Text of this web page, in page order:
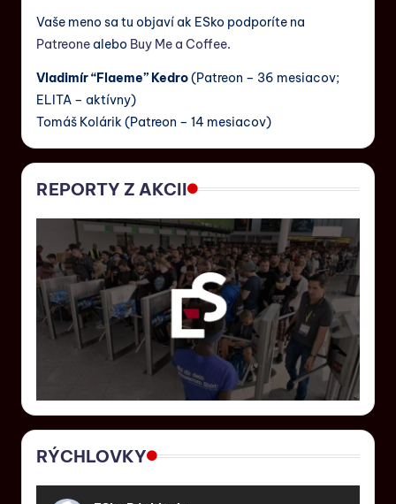
Vaše meno sa tu objaví ak ESko podporíte na
Patreone alebo Buy Me a Coffee.
Vladimír “Flaeme” Kedro(Patreon – 36 mesiacov;
ELITA – aktívny)
Tomáš Kolárik (Patreon – 14 mesiacov)
REPORTY Z AKCII
RÝCHLOVKY